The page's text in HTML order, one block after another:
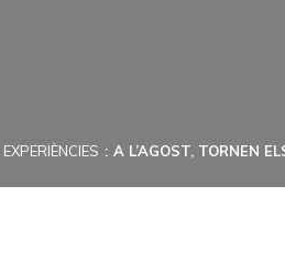
EXPERIÈNCIES A L’AGOST, TORNEN